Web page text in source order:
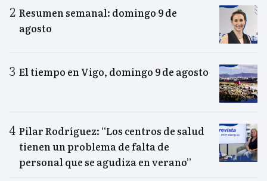
Resumen semanal: domingo 9 de
agosto
El tiempo en Vigo, domingo 9 de agosto
Pilar Rodríguez: “Los centros de salud
tienen un problema de falta de
personal que se agudiza en verano”